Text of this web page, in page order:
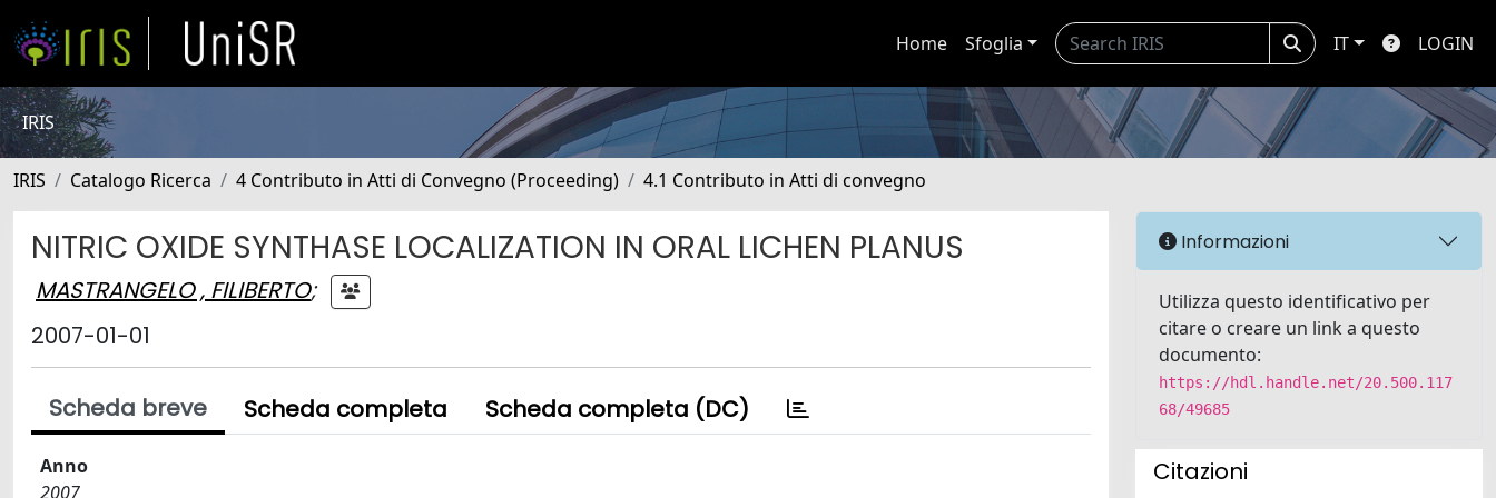
Home Sfoglia IT LOGIN
IRIS
IRIS Catalogo Ricerca 4 Contributo in Atti di Convegno (Proceeding) 4.1 Contributo in Atti di convegno
NITRIC OXIDE SYNTHASE LOCALIZATION IN ORAL LICHEN PLANUS
MASTRANGELO , FILIBERTO;
2007-01-01
Scheda breve Scheda completa Scheda completa (DC)
Anno
2007
Informazioni
Utilizza questo identificativo per
citare o creare un link a questo
documento:
https://hdl.handle.net/20.500.117
68/49685
Citazioni